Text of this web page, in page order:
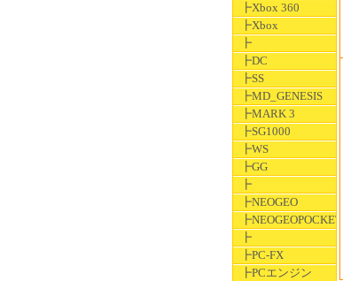
┣Xbox 360
┣Xbox
┣
┣DC
┣SS
┣MD_GENESIS
┣MARK 3
┣SG1000
┣WS
┣GG
┣
┣NEOGEO
┣NEOGEOPOCKET
┣
┣PC-FX
┣PCエンジン